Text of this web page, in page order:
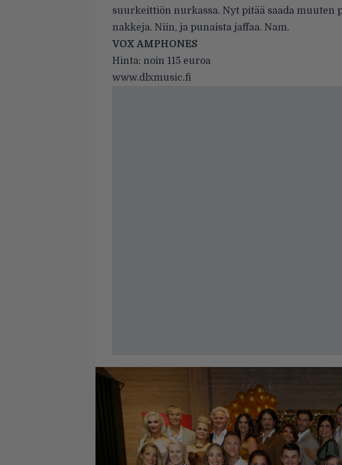
suurkeittiön nurkassa. Nyt pitää saada muuten
nakkeja. Niin, ja punaista jaffaa. Nam.
VOX AMPHONES
Hinta: noin 115 euroa
www.dlxmusic.fi